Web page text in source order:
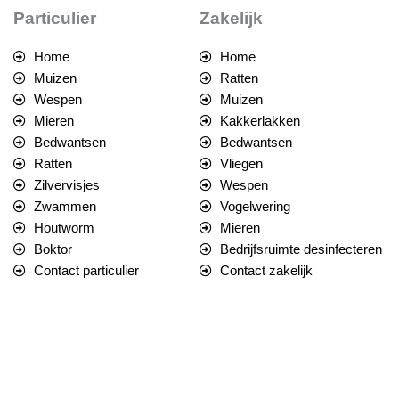
Particulier
Home
Muizen
Wespen
Mieren
Bedwantsen
Ratten
Zilvervisjes
Zwammen
Houtworm
Boktor
Contact particulier
Zakelijk
Home
Ratten
Muizen
Kakkerlakken
Bedwantsen
Vliegen
Wespen
Vogelwering
Mieren
Bedrijfsruimte desinfecteren
Contact zakelijk